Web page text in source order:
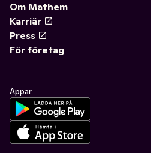
Om Mathem
Karriär
Press
För företag
Appar